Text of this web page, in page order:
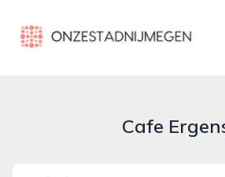
onzestadnijmegen.nl
Cafe